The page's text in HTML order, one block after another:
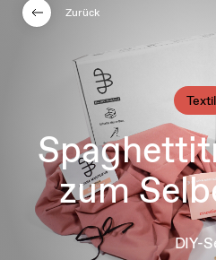
Textil
zum
DIY-
Zurück